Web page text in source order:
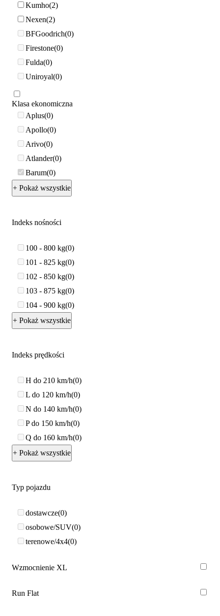
Kumho 2
Nexen 2
BFGoodrich 0
Firestone 0
Fulda 0
Uniroyal 0
Klasa ekonomiczna
Aplus 0
Apollo 0
Arivo 0
Atlander 0
Barum 0
+ Pokaż wszystkie
Indeks nośności
100 - 800 kg 0
101 - 825 kg 0
102 - 850 kg 0
103 - 875 kg 0
104 - 900 kg 0
+ Pokaż wszystkie
Indeks prędkości
H do 210 km/h 0
L do 120 km/h 0
N do 140 km/h 0
P do 150 km/h 0
Q do 160 km/h 0
+ Pokaż wszystkie
Typ pojazdu
dostawcze 0
osobowe/SUV 0
terenowe/4x4 0
Wzmocnienie XL
Run Flat